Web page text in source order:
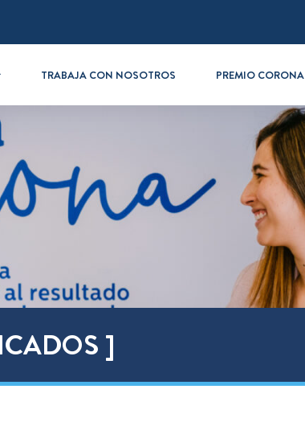
TRABAJA CON NOSOTROS PREMIO CORONA
]